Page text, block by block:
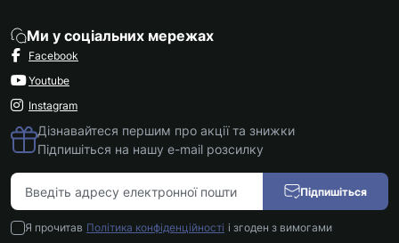
Ми у соціальних мережах
Facebook
Youtube
Instagram
Дізнавайтеся першим про акції та знижки
Підпишіться на нашу e-mail розсилку
Підпишіться
Я прочитав Політика конфіденційності і згоден з вимогами